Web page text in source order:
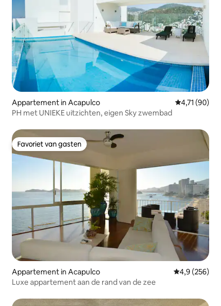
Appartement in Acapulco Gemiddelde
4,71 (90)
PH met UNIEKE uitzichten, eigen Sky zwembad
Favoriet van gasten
Favoriet van gasten
Appartement in Acapulco Gemiddelde
4,9 (256)
Luxe appartement aan de rand van de zee